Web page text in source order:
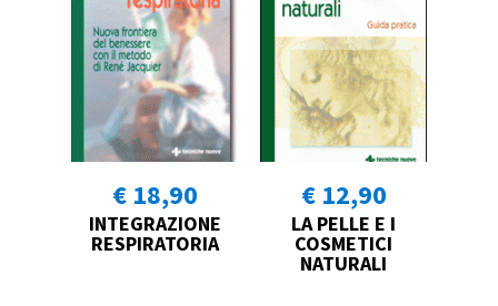
€ 18,90
INTEGRAZIONE
RESPIRATORIA
€ 12,90
LA PELLE E I
COSMETICI
NATURALI